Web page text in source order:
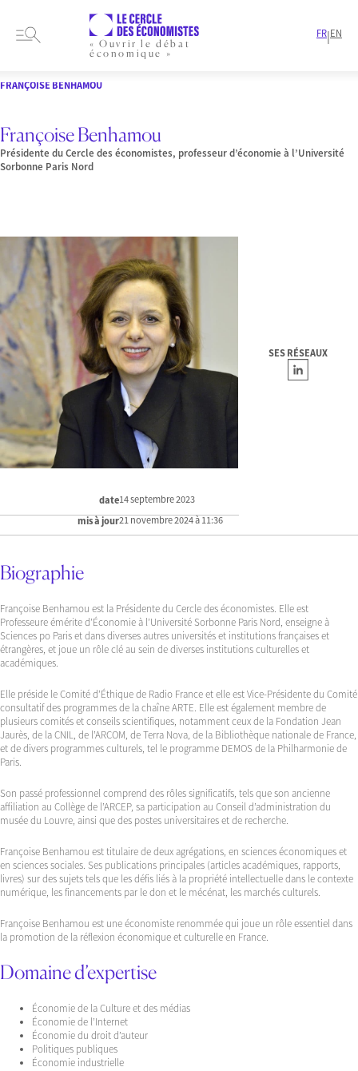
« Ouvrir le débat
économique »
FR|EN
FRANÇOISE BENHAMOU
Françoise Benhamou
Présidente du Cercle des économistes, professeur d’économie à l’Université
Sorbonne Paris Nord
SES RÉSEAUX
date14 septembre 2023
mis à jour21 novembre 2024 à 11:36
Biographie
Françoise Benhamou est la Présidente du Cercle des économistes. Elle est
Professeure émérite d’Économie à l’Université Sorbonne Paris Nord, enseigne à
Sciences po Paris et dans diverses autres universités et institutions françaises et
étrangères, et joue un rôle clé au sein de diverses institutions culturelles et
académiques.
Elle préside le Comité d’Éthique de Radio France et elle est Vice-Présidente du Comité
consultatif des programmes de la chaîne ARTE. Elle est également membre de
plusieurs comités et conseils scientifiques, notamment ceux de la Fondation Jean
Jaurès, de la CNIL, de l’ARCOM, de Terra Nova, de la Bibliothèque nationale de France,
et de divers programmes culturels, tel le programme DEMOS de la Philharmonie de
Paris.
Son passé professionnel comprend des rôles significatifs, tels que son ancienne
affiliation au Collège de l’ARCEP, sa participation au Conseil d’administration du
musée du Louvre, ainsi que des postes universitaires et de recherche.
Françoise Benhamou est titulaire de deux agrégations, en sciences économiques et
en sciences sociales. Ses publications principales (articles académiques, rapports,
livres) sur des sujets tels que les défis liés à la propriété intellectuelle dans le contexte
numérique, les financements par le don et le mécénat, les marchés culturels.
Françoise Benhamou est une économiste renommée qui joue un rôle essentiel dans
la promotion de la réflexion économique et culturelle en France.
Domaine d’expertise
Économie de la Culture et des médias
Économie de l’Internet
Économie du droit d’auteur
Politiques publiques
Économie industrielle